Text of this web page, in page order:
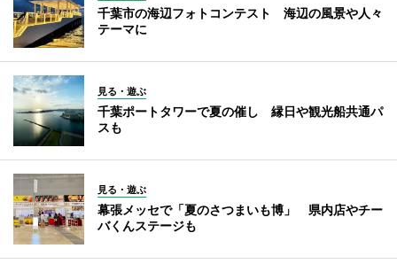
千葉市の海辺フォトコンテスト 海辺の風景や人々
テーマに
見る・遊ぶ
千葉ポートタワーで夏の催し 縁日や観光船共通パ
スも
見る・遊ぶ
幕張メッセで「夏のさつまいも博」 県内店やチー
バくんステージも